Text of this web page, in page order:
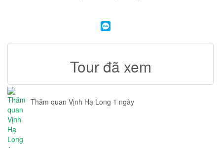
Tour đã xem
Thăm quan Vịnh Hạ Long 1 ngày